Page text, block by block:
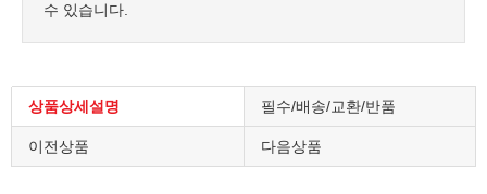
수 있습니다.
상품상세설명 필수/배송/교환/반품
이전상품 다음상품